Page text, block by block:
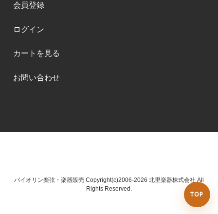
TOP
会員登録
ログイン
カートを見る
お問い合わせ
バイオリン楽弦・楽器販売 Copyright(c)2006-2026 北里楽器株式会社 All
Rights Reserved.